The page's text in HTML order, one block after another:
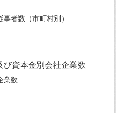
者数（市町村別）
資本金別会社企業数
業数